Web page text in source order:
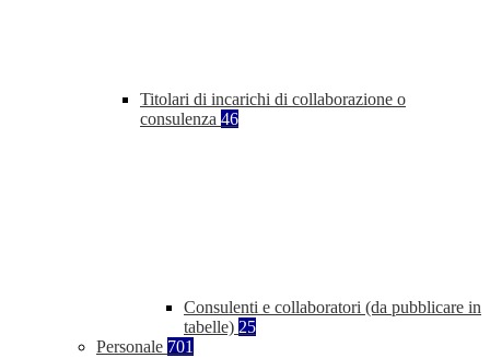
Titolari di incarichi di collaborazione o
consulenza 46
Consulenti e collaboratori (da pubblicare in
tabelle) 25
Personale 701